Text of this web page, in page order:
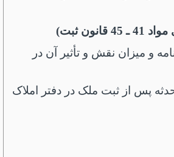
ثبت)
و میزان نقش و تأثیر آن در
پس از ثبت ملک در دفتر املاک